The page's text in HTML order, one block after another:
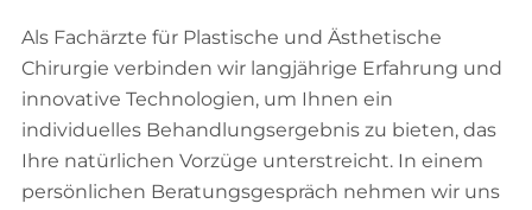
Als Fachärzte für Plastische und Ästhetische
Chirurgie verbinden wir langjährige Erfahrung und
innovative Technologien, um Ihnen ein
individuelles Behandlungsergebnis zu bieten, das
Ihre natürlichen Vorzüge unterstreicht. In einem
persönlichen Beratungsgespräch nehmen wir uns